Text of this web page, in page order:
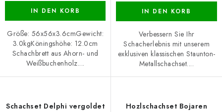
IN DEN KORB
Größe: 56x56x3.6cmGewicht:
3.0kgKöningshöhe: 12.0cm
Schachbrett aus Ahorn- und
Weißbuchenholz....
IN DEN KORB
Verbessern Sie Ihr
Schacherlebnis mit unserem
exklusiven klassischen Staunton-
Metallschachset....
Schachset Delphi vergoldet Hozlschachset Bojaren